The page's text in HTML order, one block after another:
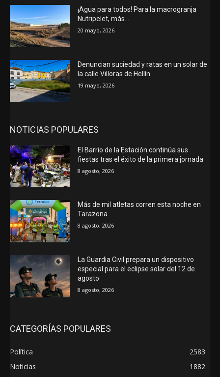
¡Agua para todos! Para la macrogranja
Nutripelet, más…
20 mayo, 2026
Denuncian suciedad y ratas en un solar de
la calle Villoras de Hellín
19 mayo, 2026
NOTICIAS POPULARES
El Barrio de la Estación continúa sus
fiestas tras el éxito de la primera jornada
8 agosto, 2026
Más de mil atletas corren esta noche en
Tarazona
8 agosto, 2026
La Guardia Civil prepara un dispositivo
especial para el eclipse solar del 12 de
agosto
8 agosto, 2026
CATEGORÍAS POPULARES
Política
2583
Noticias
1882